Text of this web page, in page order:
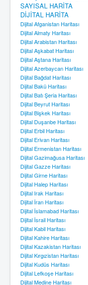
SAYISAL HARİTA
DİJİTAL HARİTA
Dijital Afganistan Haritası
Dijital Almaty Haritası
Dijital Arabistan Haritası
Dijital Aşkabat Haritası
Dijital Aştana Haritası
Dijital Azerbaycan Haritası
Dijital Bağdat Haritası
Dijital Bakü Haritası
Dijital Batı Şeria Haritası
Dijital Beyrut Haritası
Dijital Bişkek Haritası
Dijital Duşanbe Haritası
Dijital Erbil Haritası
Dijital Erivan Haritası
Dijital Ermenistan Haritası
Dijital Gazimağusa Haritası
Dijital Gazze Haritası
Dijital Girne Haritası
Dijital Halep Haritası
Dijital Irak Haritası
Dijital İran Haritası
Dijital İslamabad Haritası
Dijital İsrail Haritası
Dijital Kabil Haritası
Dijital Kahire Haritası
Dijital Kazakistan Haritası
Dijital Kırgızistan Haritası
Dijital Kudüs Haritası
Dijital Lefkoşe Haritası
Dijital Medine Haritası